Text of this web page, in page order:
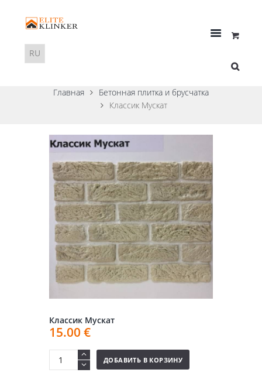
Главная
Бетонная плитка и брусчатка
Классик Мускат
Классик Мускат
15.00 €
ДОБАВИТЬ В КОРЗИНУ